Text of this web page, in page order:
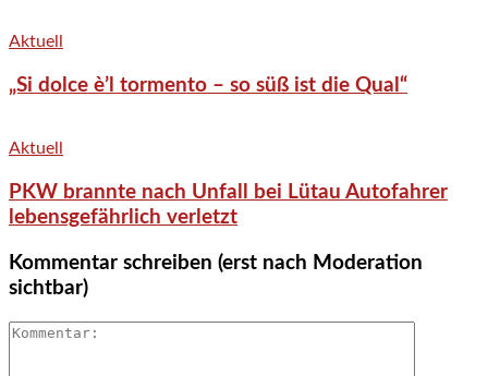
Aktuell
„Si dolce è’l tormento – so süß ist die Qual“
Aktuell
PKW brannte nach Unfall bei Lütau Autofahrer
lebensgefährlich verletzt
Kommentar schreiben (erst nach Moderation
sichtbar)